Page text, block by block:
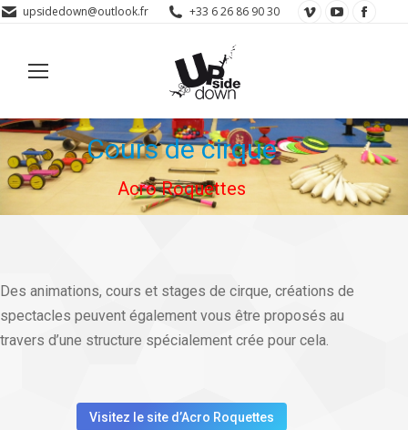
upsidedown@outlook.fr +33 6 26 86 90 30
La
une
nouvelle
fenêtre
une
nouvelle
fenêtre
une
Cours de cirque
Acro Roquettes
Des animations, cours et stages de cirque, créations de
spectacles peuvent également vous être proposés au
travers d’une structure spécialement crée pour cela.
Visitez le site d’Acro Roquettes